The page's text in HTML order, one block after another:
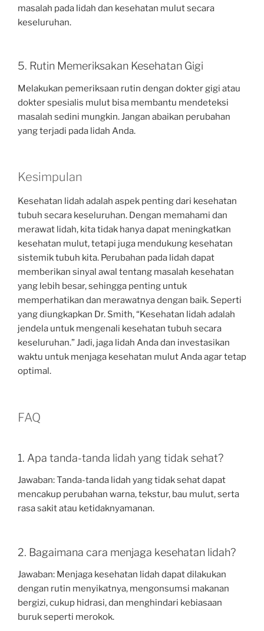
masalah pada lidah dan kesehatan mulut secara
keseluruhan.
5. Rutin Memeriksakan Kesehatan Gigi
Melakukan pemeriksaan rutin dengan dokter gigi atau
dokter spesialis mulut bisa membantu mendeteksi
masalah sedini mungkin. Jangan abaikan perubahan
yang terjadi pada lidah Anda.
Kesimpulan
Kesehatan lidah adalah aspek penting dari kesehatan
tubuh secara keseluruhan. Dengan memahami dan
merawat lidah, kita tidak hanya dapat meningkatkan
kesehatan mulut, tetapi juga mendukung kesehatan
sistemik tubuh kita. Perubahan pada lidah dapat
memberikan sinyal awal tentang masalah kesehatan
yang lebih besar, sehingga penting untuk
memperhatikan dan merawatnya dengan baik. Seperti
yang diungkapkan Dr. Smith, “Kesehatan lidah adalah
jendela untuk mengenali kesehatan tubuh secara
keseluruhan.” Jadi, jaga lidah Anda dan investasikan
waktu untuk menjaga kesehatan mulut Anda agar tetap
optimal.
FAQ
1. Apa tanda-tanda lidah yang tidak sehat?
Jawaban: Tanda-tanda lidah yang tidak sehat dapat
mencakup perubahan warna, tekstur, bau mulut, serta
rasa sakit atau ketidaknyamanan.
2. Bagaimana cara menjaga kesehatan lidah?
Jawaban: Menjaga kesehatan lidah dapat dilakukan
dengan rutin menyikatnya, mengonsumsi makanan
bergizi, cukup hidrasi, dan menghindari kebiasaan
buruk seperti merokok.